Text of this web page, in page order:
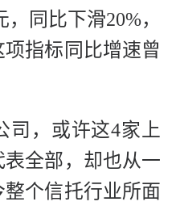
同比下滑20%，
指标同比增速曾
司，或许这4家上
全部，却也从一
个信托行业所面